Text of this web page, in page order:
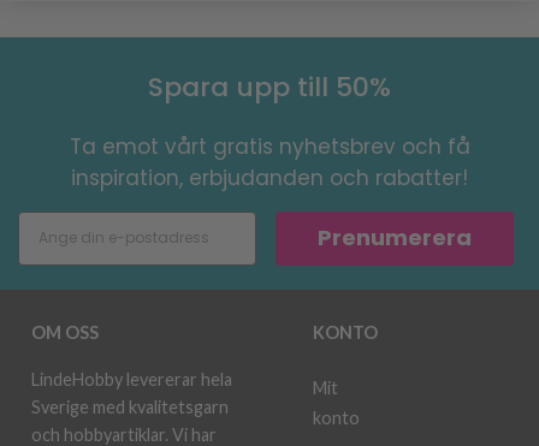
Spara upp till 50%
Ta emot vårt gratis nyhetsbrev och få
inspiration, erbjudanden och rabatter!
Prenumerera
OM OSS
LindeHobby levererar hela
Sverige med kvalitetsgarn
och hobbyartiklar. Vi har
KONTO
Mit
konto